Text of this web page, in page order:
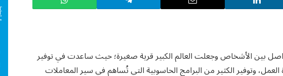
بين الأشخاص وجعلت العالم الكبير قرية صغيرة؛ حيث ساعدت في توفير
وتوفير الكثير من البرامج الحاسوبية التي تُساهم في سير المعاملات